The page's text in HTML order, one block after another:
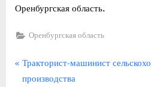
Оренбургская область.
Оренбургская область
Навигация
П
р
Тракторист-машинист
производства